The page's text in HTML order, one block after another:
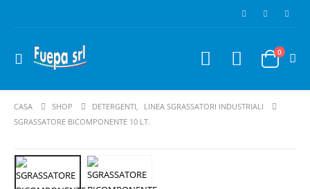
0
CASA SHOP DETERGENTI,
LINEA SGRASSATORI INDUSTRIALI
SGRASSATORE BICOMPONENTE 10 LT.